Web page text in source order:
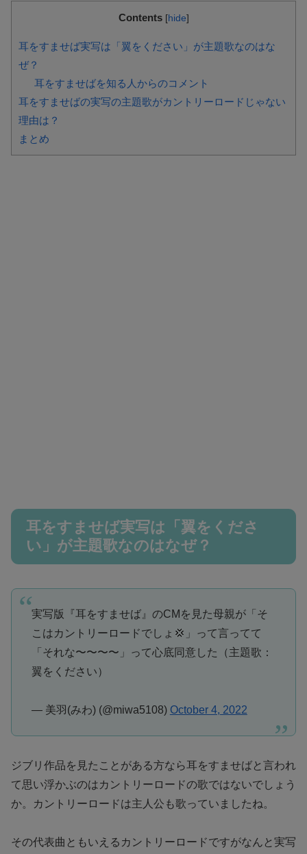
Contents [hide]
耳をすませば実写は「翼をください」が主題歌なのはな
ぜ？
耳をすませばを知る人からのコメント
耳をすませばの実写の主題歌がカントリーロードじゃない
理由は？
まとめ
耳をすませば実写は「翼をくださ
い」が主題歌なのはなぜ？
実写版『耳をすませば』のCMを見た母親が「そ
こはカントリーロードでしょ💢」って言ってて
「それな〜〜〜〜」って心底同意した（主題歌：
翼をください）
— 美羽(みわ) (@miwa5108) October 4, 2022
ジブリ作品を見たことがある方なら耳をすませばと言われ
て思い浮かぶのはカントリーロードの歌ではないでしょう
か。カントリーロードは主人公も歌っていましたね。
その代表曲ともいえるカントリーロードですがなんと実写